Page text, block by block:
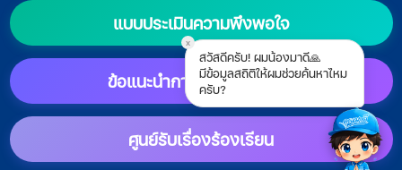
x
สวัสดีครับ! ผมน้องมาดี🙏
มีข้อมูลสถิติให้ผมช่วยค้นหาไหม
ครับ?
แบบประเมินความพึงพอใจ
ข้อแนะนำการตั้งค่าแสดงผล
ศูนย์รับเรื่องร้องเรียน